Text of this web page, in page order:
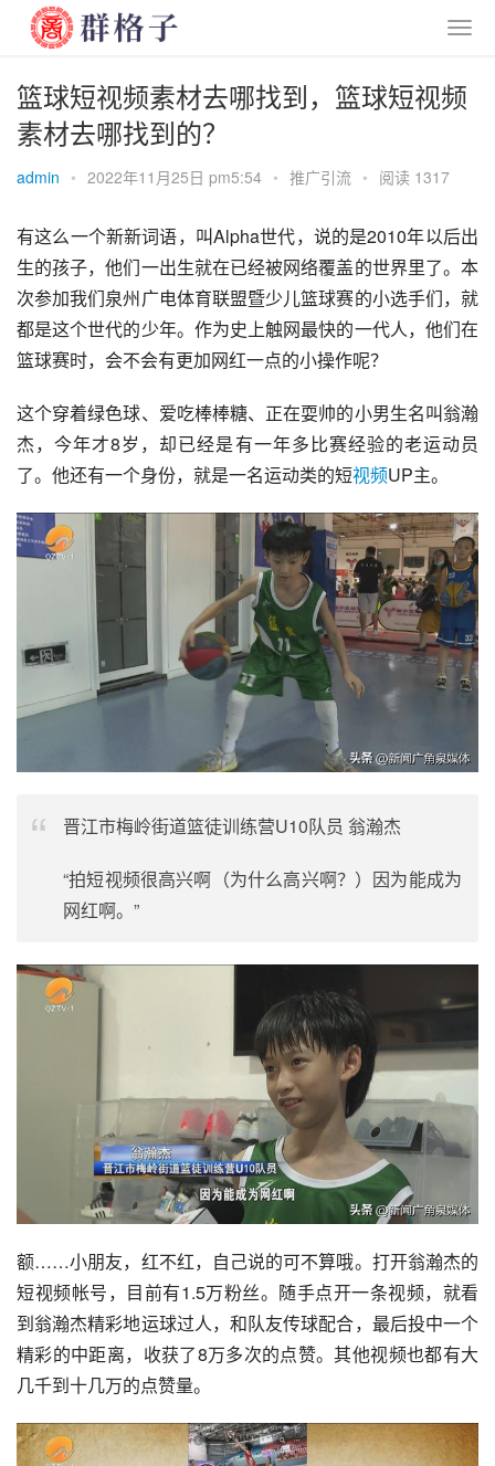
篮球短视频素材去哪找到，篮球短视频
素材去哪找到的？
admin • 2022年11月25日 pm5:54 • 推广引流 • 阅读 1317
有这么一个新新词语，叫Alpha世代，说的是2010年以后出
生的孩子，他们一出生就在已经被网络覆盖的世界里了。本
次参加我们泉州广电体育联盟暨少儿篮球赛的小选手们，就
都是这个世代的少年。作为史上触网最快的一代人，他们在
篮球赛时，会不会有更加网红一点的小操作呢？
这个穿着绿色球、爱吃棒棒糖、正在耍帅的小男生名叫翁瀚
杰，今年才8岁，却已经是有一年多比赛经验的老运动员
了。他还有一个身份，就是一名运动类的短视频UP主。
晋江市梅岭街道篮徒训练营U10队员 翁瀚杰
“拍短视频很高兴啊（为什么高兴啊？）因为能成为
网红啊。”
额……小朋友，红不红，自己说的可不算哦。打开翁瀚杰的
短视频帐号，目前有1.5万粉丝。随手点开一条视频，就看
到翁瀚杰精彩地运球过人，和队友传球配合，最后投中一个
精彩的中距离，收获了8万多次的点赞。其他视频也都有大
几千到十几万的点赞量。